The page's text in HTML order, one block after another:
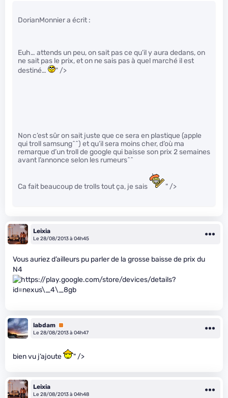
DorianMonnier a écrit :
Euh… attends un peu, on sait pas ce qu’il y aura dedans, on
ne sait pas le prix, et on ne sais pas à quel marché il est
destiné…
" />
Non c’est sûr on sait juste que ce sera en plastique (apple
qui troll samsung^^) et qu’il sera moins cher, d’où ma
remarque d’un troll de google qui baisse son prix 2 semaines
avant l’annonce selon les rumeurs^^
Ca fait beaucoup de trolls tout ça, je sais " />
Leixia
Le 28/08/2013 à 04h45
Vous auriez d’ailleurs pu parler de la grosse baisse de prix du
N4
labdam Premium
Le 28/08/2013 à 04h47
bien vu j’ajoute " />
Leixia
Le 28/08/2013 à 04h48